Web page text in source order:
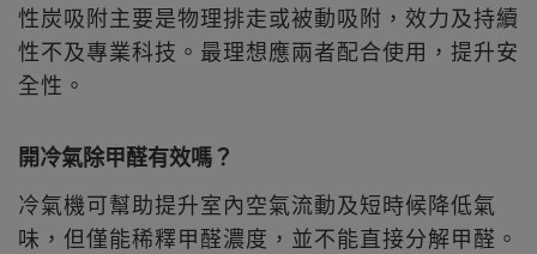
性炭吸附主要是物理排走或被動吸附，效力及持續
性不及專業科技。最理想應兩者配合使用，提升安
全性。
開冷氣除甲醛有效嗎？
冷氣機可幫助提升室內空氣流動及短時候降低氣
味，但僅能稀釋甲醛濃度，並不能直接分解甲醛。